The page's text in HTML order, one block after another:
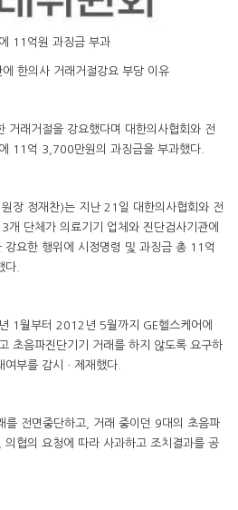
11억원 과징금 부과
한의사 거래거절강요 부당 이유
거래거절을 강요했다며 대한의사협회와 전
11억 3,700만원의 과징금을 부과했다.
장 정재찬)는 지난 21일 대한의사협회와 전
개 단체가 의료기기 업체와 진단검사기관에
강요한 행위에 시정명령 및 과징금 총 11억
다.
1월부터 2012년 5월까지 GE헬스케어에
초음파진단기기 거래를 하지 않도록 요구하
부를 감시ㆍ제재했다.
를 전면중단하고, 거래 중이던 9대의 초음파
의협의 요청에 따라 사과하고 조치결과를 공